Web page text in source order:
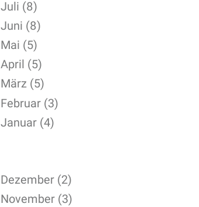
Juli (8)
Juni (8)
Mai (5)
April (5)
März (5)
Februar (3)
Januar (4)
Dezember (2)
November (3)